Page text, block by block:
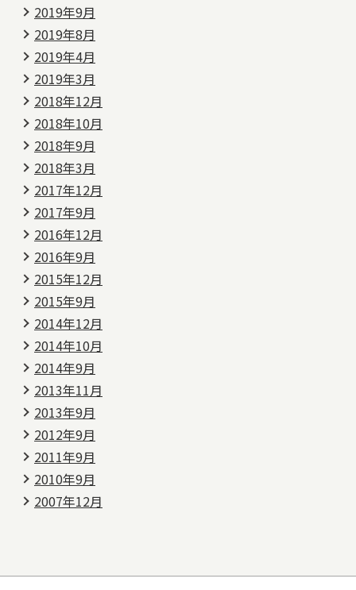
2019年9月
2019年8月
2019年4月
2019年3月
2018年12月
2018年10月
2018年9月
2018年3月
2017年12月
2017年9月
2016年12月
2016年9月
2015年12月
2015年9月
2014年12月
2014年10月
2014年9月
2013年11月
2013年9月
2012年9月
2011年9月
2010年9月
2007年12月